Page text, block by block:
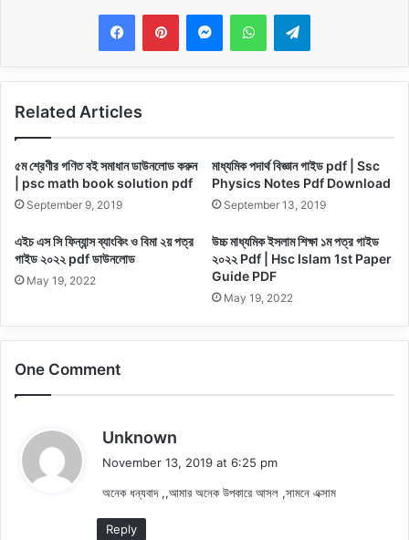
MessengerWhatsAppTelegram
Related Articles
৫ম শ্রেণীর গণিত বই সমাধান ডাউনলোড করুন
| psc math book solution pdf
September 9, 2019
মাধ্যমিক পদার্থ বিজ্ঞান গাইড pdf | Ssc
Physics Notes Pdf Download
September 13, 2019
এইচ এস সি ফিন্যান্স ব্যাংকিং ও বিমা ২য় পত্র
গাইড ২০২২ pdf ডাউনলোড
May 19, 2022
উচ্চ মাধ্যমিক ইসলাম শিক্ষা ১ম পত্র গাইড
২০২২ Pdf | Hsc Islam 1st Paper
Guide PDF
May 19, 2022
One Comment
Unknown
y
s
November 13, 2019 at 6:25 pm
অনেক ধন্যবাদ ,,আমার অনেক উপকারে আসল ,সামনে এক্সাম
Reply